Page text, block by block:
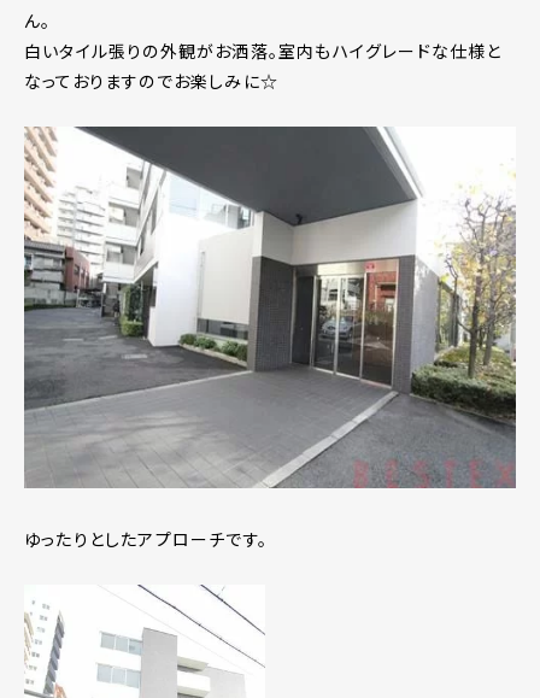
ん。
白いタイル張りの外観がお洒落。室内もハイグレードな仕様と
なっておりますのでお楽しみに☆
ゆったりとしたアプローチです。